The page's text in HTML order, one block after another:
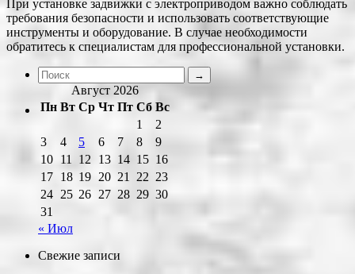
При установке задвижки с электроприводом важно соблюдать
требования безопасности и использовать соответствующие
инструменты и оборудование. В случае необходимости
обратитесь к специалистам для профессиональной установки.
Август 2026
Пн Вт Ср Чт Пт Сб Вс
1
2
3
4 5 6 7 8
9
10 11 12 13 14 15 16
17 18 19 20 21 22 23
24 25 26 27 28 29 30
31
« Июл
Свежие записи